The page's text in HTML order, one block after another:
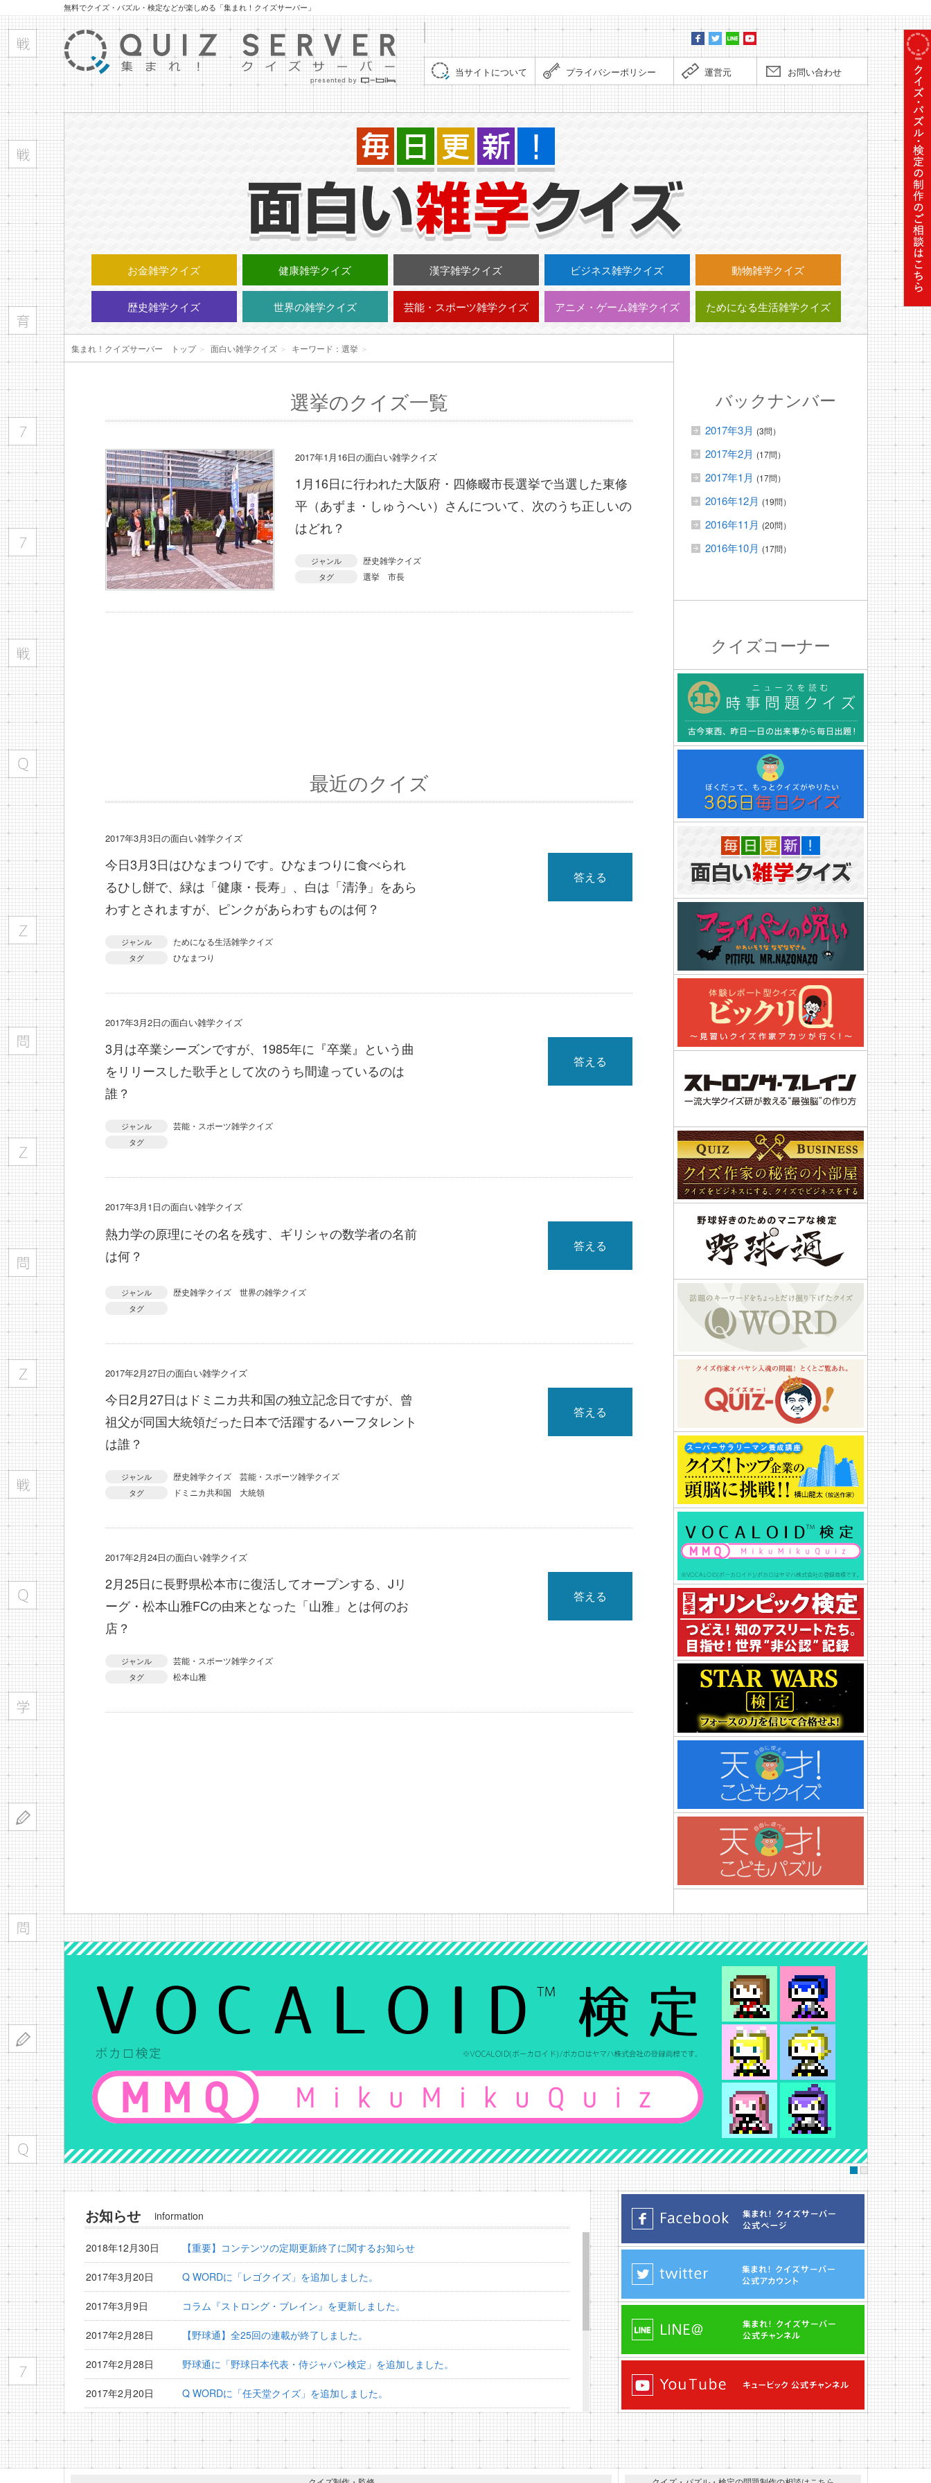
無料でクイズ・パズル・検定などが楽しめる「集まれ！クイズサーバー」
当サイトについて プライバシーポリシー 運営元 お問い合わせ
毎日
お金雑学クイズ 健康雑学クイズ 漢字雑学クイズ ビジネス雑学クイズ 動物雑学クイズ
歴史雑学クイズ 世界の雑学クイズ 芸能・スポーツ雑学クイズ アニメ・ゲーム雑学クイズ ためになる生活雑学クイズ
集まれ！クイズサーバー トップ＞ 面白い雑学クイズ ＞ キーワード：選挙 ＞
選挙のクイズ一覧
2017年1月16日の面白い雑学クイズ
1月16日に行われた大阪府・四條畷市長選挙で当選した東修
平（あずま・しゅうへい）さんについて、次のうち正しいの
はどれ？
ジャンル 歴史雑学クイズ
タグ 選挙 市長
最近のクイズ
2017年3月3日の面白い雑学クイズ
今日3月3日はひなまつりです。ひなまつりに食べられ
るひし餅で、緑は「健康・長寿」、白は「清浄」をあら
わすとされますが、ピンクがあらわすものは何？
答える
ジャンル ためになる生活雑学クイズ
タグ ひなまつり
2017年3月2日の面白い雑学クイズ
3月は卒業シーズンですが、1985年に『卒業』という曲
をリリースした歌手として次のうち間違っているのは
誰？
答える
ジャンル 芸能・スポーツ雑学クイズ
タグ
2017年3月1日の面白い雑学クイズ
熱力学の原理にその名を残す、ギリシャの数学者の名前
は何？
答える
ジャンル 歴史雑学クイズ 世界の雑学クイズ
タグ
2017年2月27日の面白い雑学クイズ
今日2月27日はドミニカ共和国の独立記念日ですが、曾
祖父が同国大統領だった日本で活躍するハーフタレント
は誰？
答える
ジャンル 歴史雑学クイズ 芸能・スポーツ雑学クイズ
タグ ドミニカ共和国 大統領
2017年2月24日の面白い雑学クイズ
2月25日に長野県松本市に復活してオープンする、Jリ
ーグ・松本山雅FCの由来となった「山雅」とは何のお
店？
答える
ジャンル 芸能・スポーツ雑学クイズ
タグ 松本山雅
バックナンバー
2017年3月 (3問）
2017年2月 (17問）
2017年1月 (17問）
2016年12月 (19問）
2016年11月 (20問）
2016年10月 (17問）
クイズコーナー
お知らせ information
2018年12月30日 【重要】コンテンツの定期更新終了に関するお知らせ
2017年3月20日 Q WORDに「レゴクイズ」を追加しました。
2017年3月9日 コラム『ストロング・ブレイン』を更新しました。
2017年2月28日 【野球通】全25回の連載が終了しました。
2017年2月28日 野球通に「野球日本代表・侍ジャパン検定」を追加しました。
2017年2月20日 Q WORDに「任天堂クイズ」を追加しました。
Q WORDに「夏目漱石クイズ」を追加しました。